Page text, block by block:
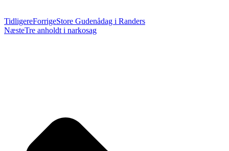
TidligereForrigeStore Gudenådag i Randers
NæsteTre anholdt i narkosag